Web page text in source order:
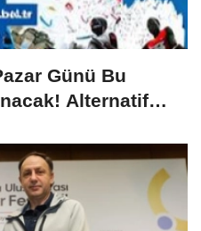
Günü Bu
Alternatif